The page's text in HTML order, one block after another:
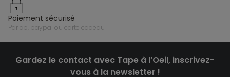
paiement sécurisé
par cb, paypal ou carte cadeau
Gardez le contact avec Tape à l’Oeil, inscrivez-
vous à la newsletter !